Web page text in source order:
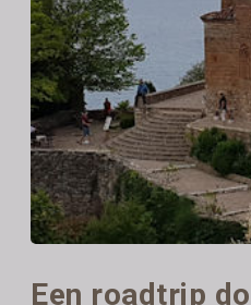
Een roadtrip